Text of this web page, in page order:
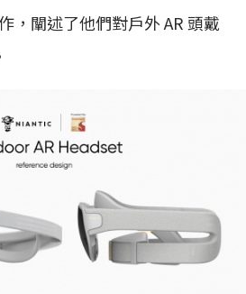
，闡述了他們對戶外 AR 頭戴